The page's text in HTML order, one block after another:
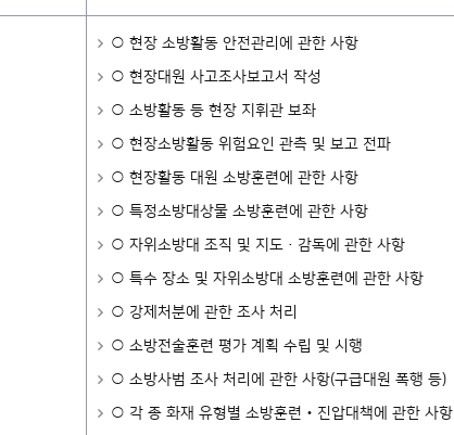
○ 현장 소방활동 안전관리에 관한 사항
○ 현장대원 사고조사보고서 작성
○ 소방활동 등 현장 지휘관 보좌
○ 현장소방활동 위험요인 관측 및 보고 전파
○ 현장활동 대원 소방훈련에 관한 사항
○ 특정소방대상물 소방훈련에 관한 사항
○ 자위소방대 조직 및 지도·감독에 관한 사항
○ 특수 장소 및 자위소방대 소방훈련에 관한 사항
○ 강제처분에 관한 조사 처리
○ 소방전술훈련 평가 계획 수립 및 시행
○ 소방사범 조사 처리에 관한 사항(구급대원 폭행 등)
○ 각 종 화재 유형별 소방훈련‧진압대책에 관한 사항